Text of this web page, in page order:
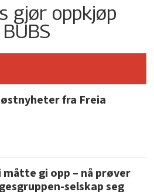
gjør oppkjøp
fra Freia
måtte gi opp – nå prøver
selskap seg